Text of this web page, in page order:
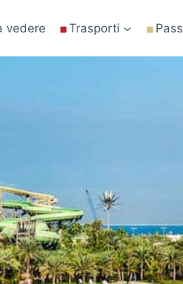
vedere Trasporti Pass